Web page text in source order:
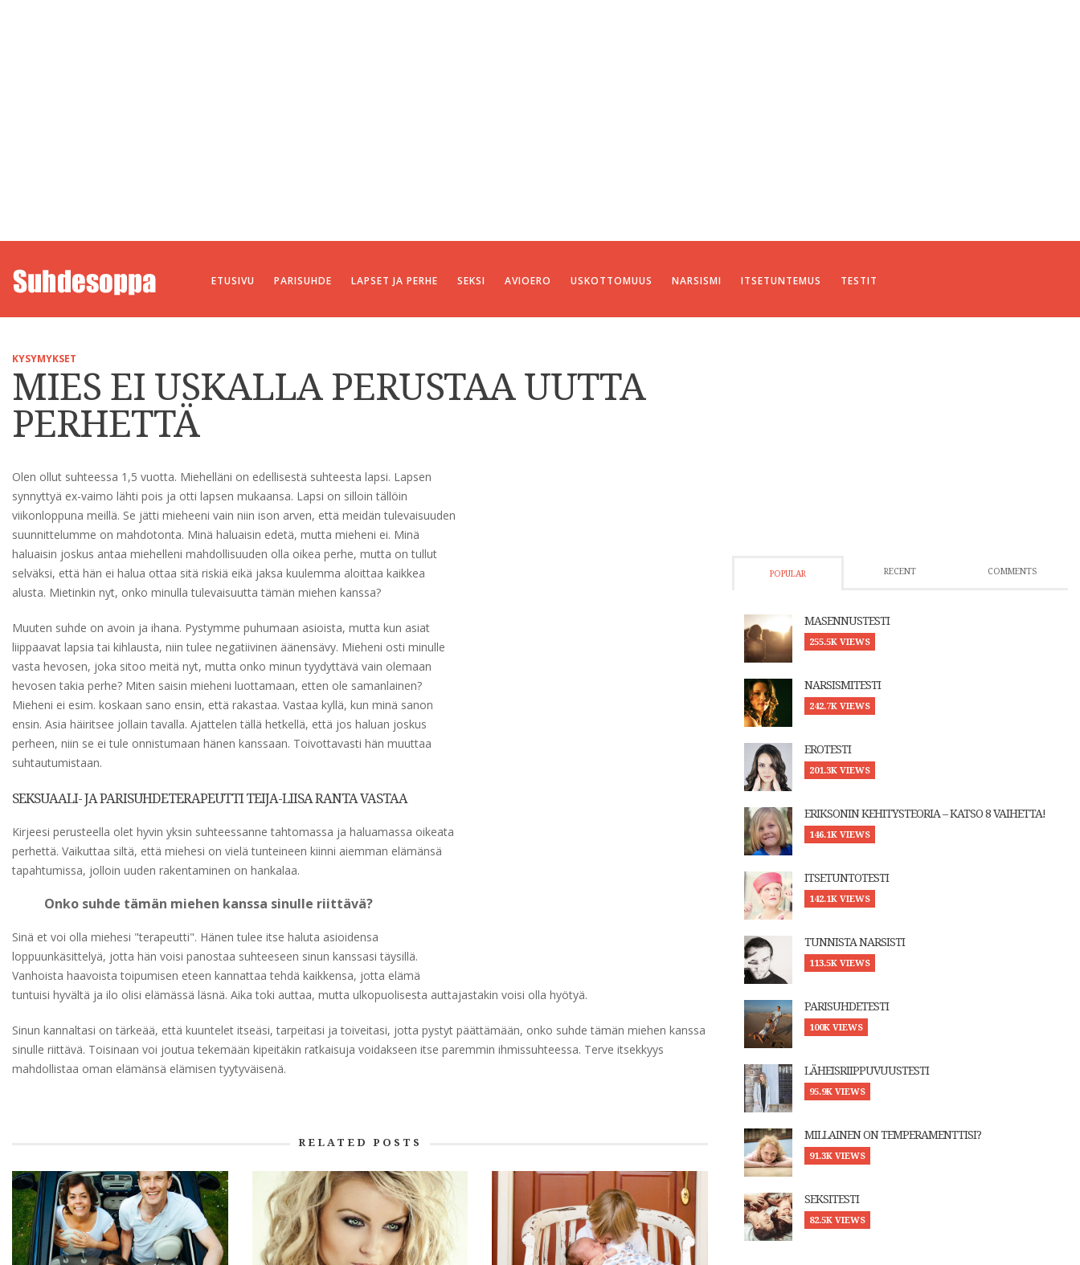
ETUSIVU PARISUHDE LAPSET JA PERHE SEKSI AVIOERO USKOTTOMUUS NARSISMI ITSETUNTEMUS TESTIT
KYSYMYKSET
MIES EI USKALLA PERUSTAA UUTTA
PERHETTÄ
Olen ollut suhteessa 1,5 vuotta. Miehelläni on edellisestä suhteesta lapsi. Lapsen
synnyttyä ex-vaimo lähti pois ja otti lapsen mukaansa. Lapsi on silloin tällöin
viikonloppuna meillä. Se jätti mieheeni vain niin ison arven, että meidän tulevaisuuden
suunnittelumme on mahdotonta. Minä haluaisin edetä, mutta mieheni ei. Minä
haluaisin joskus antaa miehelleni mahdollisuuden olla oikea perhe, mutta on tullut
selväksi, että hän ei halua ottaa sitä riskiä eikä jaksa kuulemma aloittaa kaikkea
alusta. Mietinkin nyt, onko minulla tulevaisuutta tämän miehen kanssa?
Muuten suhde on avoin ja ihana. Pystymme puhumaan asioista, mutta kun asiat
liippaavat lapsia tai kihlausta, niin tulee negatiivinen äänensävy. Mieheni osti minulle
vasta hevosen, joka sitoo meitä nyt, mutta onko minun tyydyttävä vain olemaan
hevosen takia perhe? Miten saisin mieheni luottamaan, etten ole samanlainen?
Mieheni ei esim. koskaan sano ensin, että rakastaa. Vastaa kyllä, kun minä sanon
ensin. Asia häiritsee jollain tavalla. Ajattelen tällä hetkellä, että jos haluan joskus
perheen, niin se ei tule onnistumaan hänen kanssaan. Toivottavasti hän muuttaa
suhtautumistaan.
SEKSUAALI- JA PARISUHDETERAPEUTTI TEIJA-LIISA RANTA VASTAA
Kirjeesi perusteella olet hyvin yksin suhteessanne tahtomassa ja haluamassa oikeata
perhettä. Vaikuttaa siltä, että miehesi on vielä tunteineen kiinni aiemman elämänsä
tapahtumissa, jolloin uuden rakentaminen on hankalaa.
Onko suhde tämän miehen kanssa sinulle riittävä?
Sinä et voi olla miehesi "terapeutti". Hänen tulee itse haluta asioidensa
loppuunkäsittelyä, jotta hän voisi panostaa suhteeseen sinun kanssasi täysillä.
Vanhoista haavoista toipumisen eteen kannattaa tehdä kaikkensa, jotta elämä
tuntuisi hyvältä ja ilo olisi elämässä läsnä. Aika toki auttaa, mutta ulkopuolisesta auttajastakin voisi olla hyötyä.
Sinun kannaltasi on tärkeää, että kuuntelet itseäsi, tarpeitasi ja toiveitasi, jotta pystyt päättämään, onko suhde tämän miehen kanssa
sinulle riittävä. Toisinaan voi joutua tekemään kipeitäkin ratkaisuja voidakseen itse paremmin ihmissuhteessa. Terve itsekkyys
mahdollistaa oman elämänsä elämisen tyytyväisenä.
RELATED POSTS
POPULAR RECENT COMMENTS
MASENNUSTESTI
255.5K VIEWS
NARSISMITESTI
242.7K VIEWS
EROTESTI
201.3K VIEWS
ERIKSONIN KEHITYSTEORIA – KATSO 8 VAIHETTA!
146.1K VIEWS
ITSETUNTOTESTI
142.1K VIEWS
TUNNISTA NARSISTI
113.5K VIEWS
PARISUHDETESTI
100K VIEWS
LÄHEISRIIPPUVUUSTESTI
95.9K VIEWS
MILLAINEN ON TEMPERAMENTTISI?
91.3K VIEWS
SEKSITESTI
82.5K VIEWS